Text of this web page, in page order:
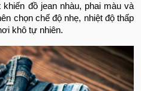
đồ jean nhàu, phai màu và
chọn chế độ nhẹ, nhiệt độ thấp
khô tự nhiên.